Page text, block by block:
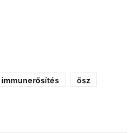
immunerősítés
ősz